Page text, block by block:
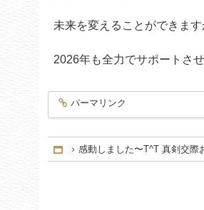
未来を変えることができます
2026年も全力でサポートさ
entry3823
パーマリンク
Home
感動しました〜T^T 真剣交際